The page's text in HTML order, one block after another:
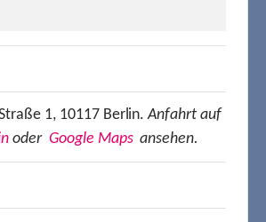
1, 10117 Berlin.Anfahrt auf
oder Google Mapsansehen.